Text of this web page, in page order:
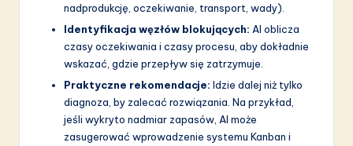
nadprodukcję, oczekiwanie, transport, wady).
Identyfikacja węzłów blokujących: AI oblicza
czasy oczekiwania i czasy procesu, aby dokładnie
wskazać, gdzie przepływ się zatrzymuje.
Praktyczne rekomendacje: Idzie dalej niż tylko
diagnoza, by zalecać rozwiązania. Na przykład,
jeśli wykryto nadmiar zapasów, AI może
zasugerować wprowadzenie systemu Kanban i